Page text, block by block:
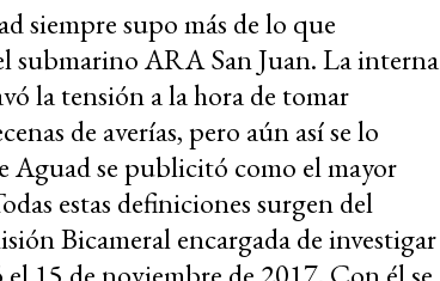
siempre supo más de lo que
submarino ARA San Juan. La interna
la tensión a la hora de tomar
de averías, pero aún así se lo
Aguad se publicitó como el mayor
estas definiciones surgen del
Bicameral encargada de investigar